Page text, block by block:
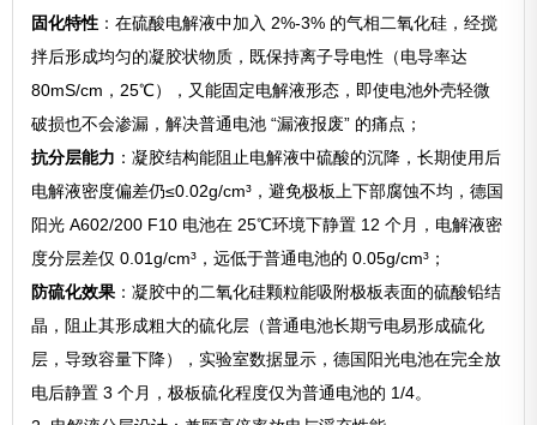
固化特性 ：在硫酸电解液中加入 2%-3% 的气相二氧化硅，经搅
拌后形成均匀的凝胶状物质，既保持离子导电性（电导率达
80mS/cm，25℃），又能固定电解液形态，即使电池外壳轻微
破损也不会渗漏，解决普通电池 “漏液报废” 的痛点；
抗分层能力 ：凝胶结构能阻止电解液中硫酸的沉降，长期使用后
电解液密度偏差仍≤0.02g/cm³，避免极板上下部腐蚀不均，德国
阳光 A602/200 F10 电池在 25℃环境下静置 12 个月，电解液密
度分层差仅 0.01g/cm³，远低于普通电池的 0.05g/cm³；
防硫化效果 ：凝胶中的二氧化硅颗粒能吸附极板表面的硫酸铅结
晶，阻止其形成粗大的硫化层（普通电池长期亏电易形成硫化
层，导致容量下降），实验室数据显示，德国阳光电池在完全放
电后静置 3 个月，极板硫化程度仅为普通电池的 1/4。